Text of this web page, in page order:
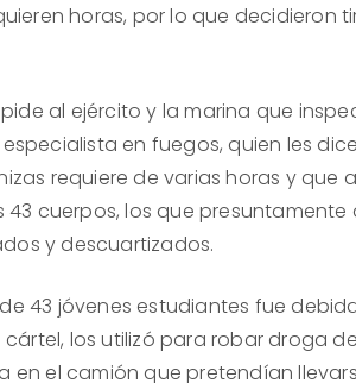
horas, por lo que decidieron
al ejército y la marina que
en fuegos, quien les
requiere de varias horas y que
43 cuerpos, los que presuntamente
y descuartizados.
43 jóvenes estudiantes fue
cártel, los utilizó para robar droga
en el camión que pretendían